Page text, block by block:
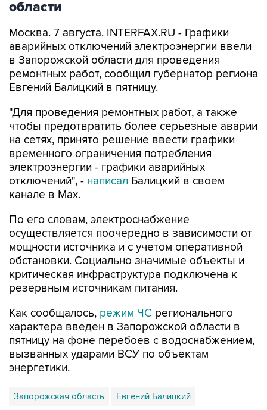
Москва. 7 августа. INTERFAX.RU - Графики
в Запорожской области для проведения
ремонтных работ, сообщил губернатор региона
Евгений Балицкий в пятницу.
"Для проведения ремонтных работ, а также
на сетях, принято решение ввести графики
временного ограничения потребления
электроэнергии - графики аварийных
отключений", -написалБалицкий в своем
канале в Max.
По его словам, электроснабжение
мощности источника и с учетом оперативной
обстановки. Социально значимые объекты и
критическая инфраструктура подключена к
резервным источникам питания.
Как сообщалось,режим ЧСрегионального
пятницу на фоне перебоев с водоснабжением,
вызванных ударами ВСУ по объектам
энергетики.
Запорожская область